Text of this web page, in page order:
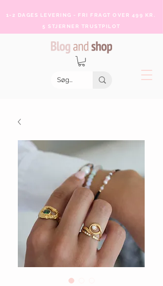
1-2 DAGES LEVERING - FRI FRAGT OVER 499 KR.
5 STJERNER TRUSTPILOT